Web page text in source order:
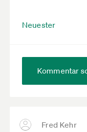
Neuester
Kommentar
Fred Kehr